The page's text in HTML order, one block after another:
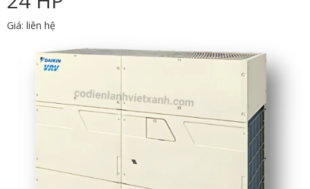
Giá: liên hệ